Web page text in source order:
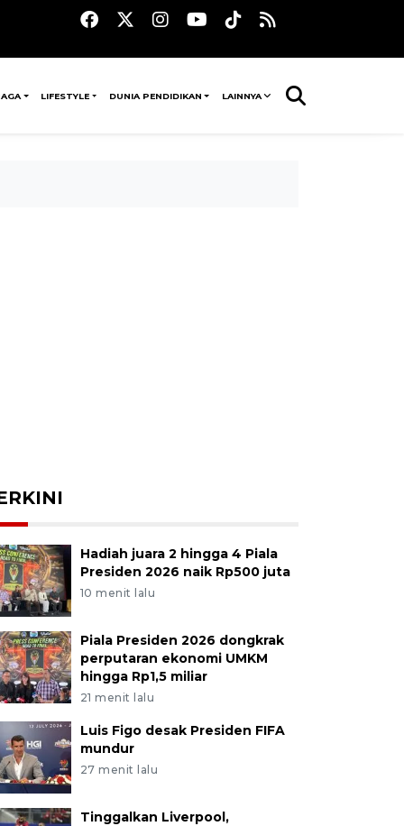
LIFESTYLE DUNIA PENDIDIKAN LAINNYA
Hadiah juara 2 hingga 4 Piala
Presiden 2026 naik Rp500 juta
10 menit lalu
Piala Presiden 2026 dongkrak
perputaran ekonomi UMKM
hingga Rp1,5 miliar
21 menit lalu
Luis Figo desak Presiden FIFA
mundur
27 menit lalu
Tinggalkan Liverpool,